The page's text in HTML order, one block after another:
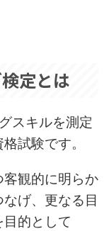
定とは
スキルを測定
試験です。
観的に明らか
げ、更なる目
的として